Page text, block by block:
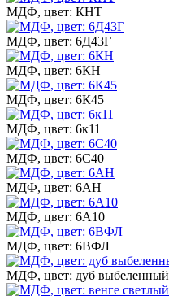
МДФ, цвет: КНТ
МДФ, цвет: 6Д43Г
МДФ, цвет: 6КН
МДФ, цвет: 6К45
МДФ, цвет: 6к11
МДФ, цвет: 6С40
МДФ, цвет: 6АН
МДФ, цвет: 6А10
МДФ, цвет: 6ВФЛ
МДФ, цвет: дуб выбеленный